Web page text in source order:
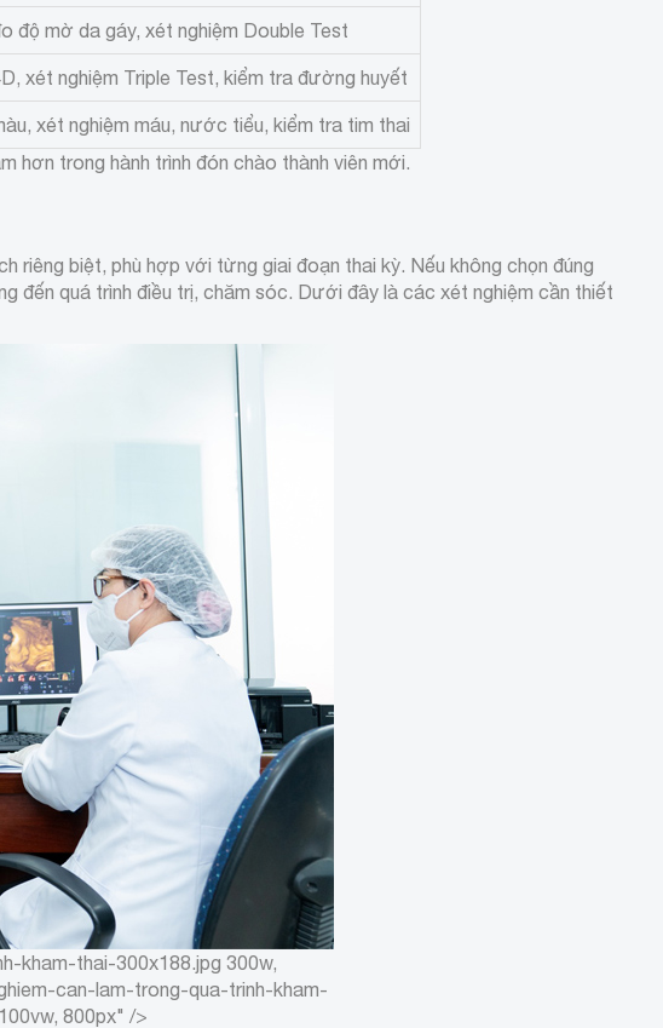
độ mờ da gáy, xét nghiệm Double Test
xét nghiệm Triple Test, kiểm tra đường huyết
xét nghiệm máu, nước tiểu, kiểm tra tim thai
hơn trong hành trình đón chào thành viên mới.
riêng biệt, phù hợp với từng giai đoạn thai kỳ. Nếu không chọn đúng
đến quá trình điều trị, chăm sóc. Dưới đây là các xét nghiệm cần thiết
kham-thai-300x188.jpg 300w,
can-lam-trong-qua-trinh-kham-
800px" />